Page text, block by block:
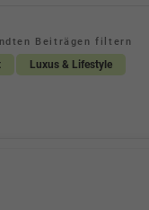
Beiträgen filtern
Luxus & Lifestyle